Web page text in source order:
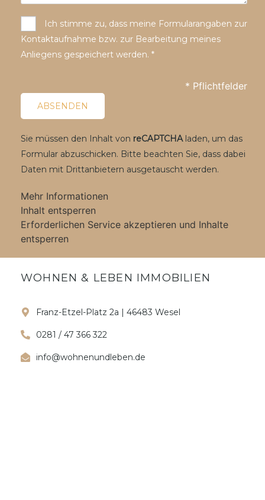
Ich stimme zu, dass meine Formularangaben zur
Kontaktaufnahme bzw. zur Bearbeitung meines
Anliegens gespeichert werden. *
* Pflichtfelder
Sie müssen den Inhalt von reCAPTCHAladen, um das
Formular abzuschicken. Bitte beachten Sie, dass dabei
Daten mit Drittanbietern ausgetauscht werden.
Mehr Informationen
Inhalt entsperren
Erforderlichen Service akzeptieren und Inhalte
entsperren
WOHNEN & LEBEN IMMOBILIEN
Franz-Etzel-Platz 2a | 46483 Wesel
0281 / 47 366 322
info@wohnenundleben.de